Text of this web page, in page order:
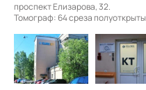
проспект Елизарова, 32.
Томограф: 64 среза